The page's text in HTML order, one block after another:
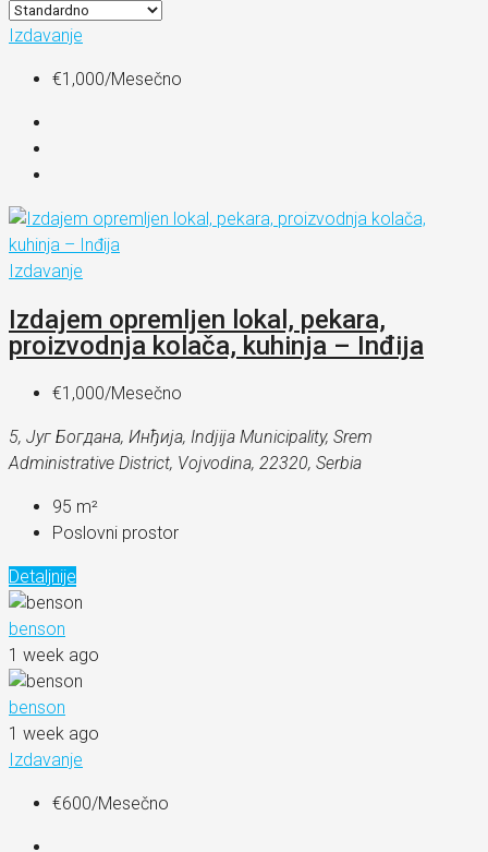
Izdavanje
€1,000/Mesečno
Izdavanje
Izdajem opremljen lokal, pekara,
proizvodnja kolača, kuhinja – Inđija
€1,000/Mesečno
5, Југ Богдана, Инђија, Indjija Municipality, Srem
Administrative District, Vojvodina, 22320, Serbia
95 m²
Poslovni prostor
Detaljnije
benson
1 week ago
benson
1 week ago
Izdavanje
€600/Mesečno